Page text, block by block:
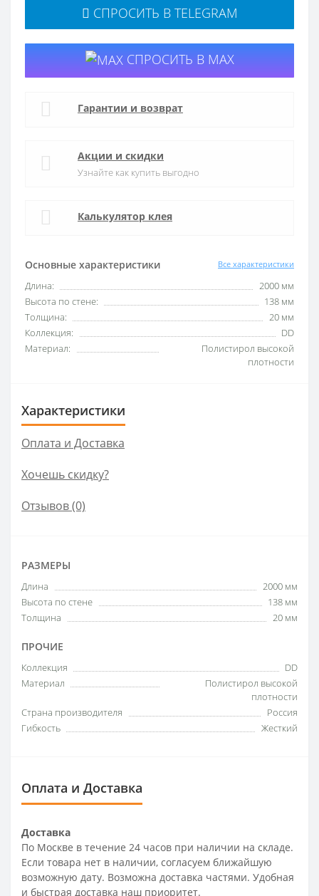
Основные характеристики Все характеристики
Длина:
2000 мм
Высота по стене:
138 мм
Толщина:
20 мм
Коллекция:
DD
Материал:
Полистирол высокой
плотности
СПРОСИТЬ В TELEGRAM
СПРОСИТЬ В MAX
Гарантии и возврат
Акции и скидки
Узнайте как купить выгодно
Калькулятор клея
Характеристики
Оплата и Доставка
Хочешь скидку?
Отзывов (0)
РАЗМЕРЫ
Длина
2000 мм
Высота по стене
138 мм
Толщина
20 мм
ПРОЧИЕ
Коллекция
DD
Материал
Полистирол высокой
плотности
Страна производителя
Россия
Гибкость
Жесткий
Оплата и Доставка
Доставка
По Москве в течение 24 часов при наличии на складе.
Если товара нет в наличии, согласуем ближайшую
возможную дату. Возможна доставка частями. Удобная
и быстрая доставка наш приоритет.